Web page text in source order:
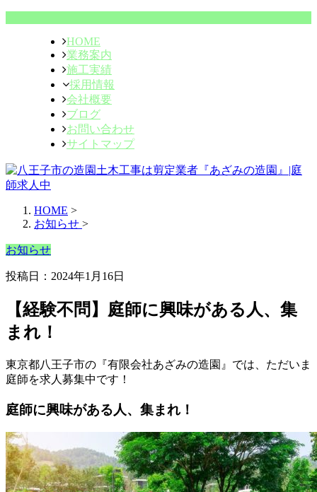
HOME
業務案内
施工実績
採用情報
会社概要
ブログ
お問い合わせ
サイトマップ
HOME >
お知らせ >
お知らせ
投稿日：2024年1月16日
【経験不問】庭師に興味がある人、集
まれ！
東京都八王子市の『有限会社あざみの造園』では、ただいま
庭師を求人募集中です！
庭師に興味がある人、集まれ！